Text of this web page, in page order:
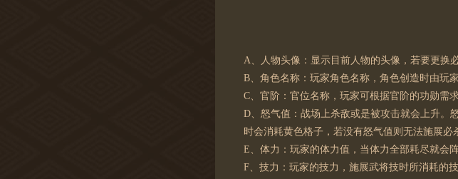
A、人物头像：显示目前人物的头像，若要更换
B、角色名称：玩家角色名称，角色创造时由玩
C、官阶：官位名称，玩家可根据官阶的功勋需
D、怒气值：战场上杀敌或是被攻击就会上升。
时会消耗黄色格子，若没有怒气值则无法施展必
E、体力：玩家的体力值，当体力全部耗尽就会阵
F、技力：玩家的技力，施展武将技时所消耗的技